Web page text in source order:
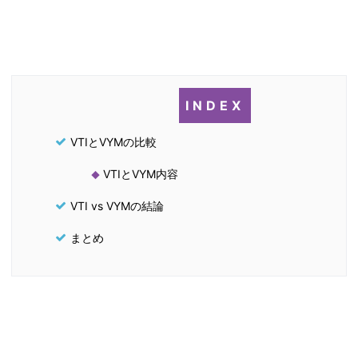
VTIとVYMの比較
VTIとVYM内容
VTI vs VYMの結論
まとめ